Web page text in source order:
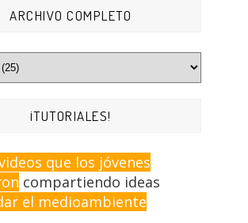
ARCHIVO COMPLETO
¡TUTORIALES!
que los jóvenes
compartiendo ideas
el medioambiente